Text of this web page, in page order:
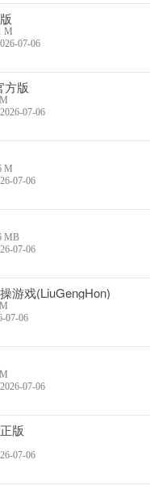
M
07-06
方版
2026-07-06
M
07-06
MB
07-06
游戏(LiuGengHon)
07-06
2026-07-06
版
07-06